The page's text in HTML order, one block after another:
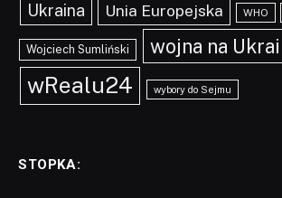
Ukraina Unia Europejska WHO
Wojciech Sumliński wojna na
wRealu24 wybory do Sejmu
STOPKA: